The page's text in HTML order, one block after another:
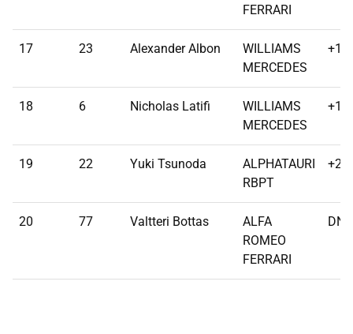
FERRARI
17 23 Alexander Albon
WILLIAMS
MERCEDES
+1
18 6 Nicholas Latifi
WILLIAMS
MERCEDES
+1
19 22 Yuki Tsunoda
ALPHATAURI
RBPT
+2
20 77 Valtteri Bottas
ALFA
ROMEO
FERRARI
DNF